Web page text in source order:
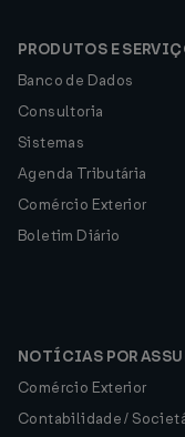
PRODUTOS E
Banco de Dados
Consultoria
Sistemas
Agenda Tributária
Comércio Exterior
Boletim Diário
NOTÍCIAS POR
Comércio Exterior
Contabilidade /